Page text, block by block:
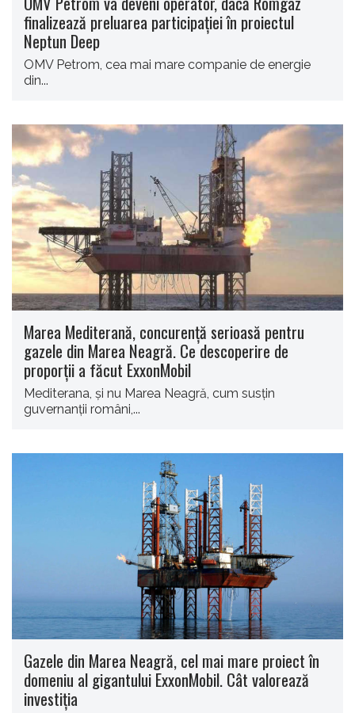
finalizează preluarea participaţiei în proiectul
Neptun Deep
OMV Petrom, cea mai mare companie de energie
din...
Marea Mediterană, concurență serioasă pentru
gazele din Marea Neagră. Ce descoperire de
proporții a făcut ExxonMobil
Mediterana, și nu Marea Neagră, cum susțin
guvernanții români,...
Gazele din Marea Neagră, cel mai mare proiect în
domeniu al gigantului ExxonMobil. Cât valorează
investiția